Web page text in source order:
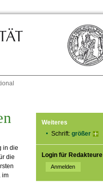
Weiteres
Schrift: größer
Login für Redakteure
in die
die
im